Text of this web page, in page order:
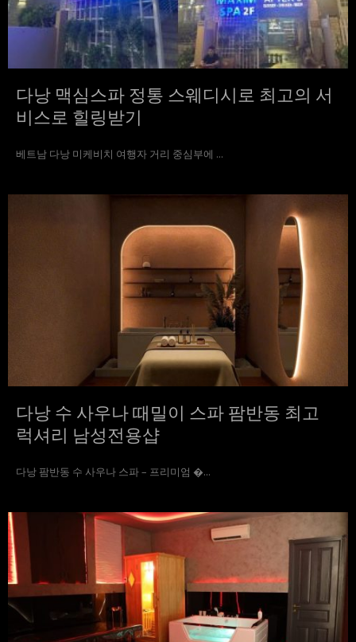
다낭 맥심스파 정통 스웨디시로 최고의 서
비스로 힐링받기
베트남 다낭 미케비치 여행자 거리 중심부에 ...
다낭 수 사우나 때밀이 스파 팜반동 최고
럭셔리 남성전용샵
다낭 팜반동 수 사우나 스파 – 프리미엄 �...